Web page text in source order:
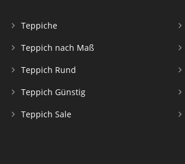
Teppiche
Teppich nach Maß
Teppich Rund
Teppich Günstig
Teppich Sale